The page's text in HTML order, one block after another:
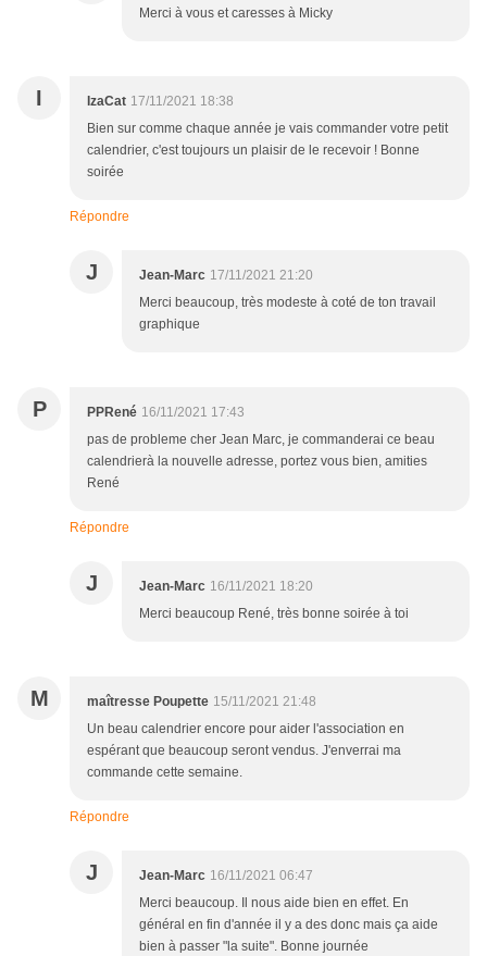
Merci à vous et caresses à Micky
I IzaCat 17/11/2021 18:38
Bien sur comme chaque année je vais commander votre petit
calendrier, c'est toujours un plaisir de le recevoir ! Bonne
soirée
Répondre
J Jean-Marc 17/11/2021 21:20
Merci beaucoup, très modeste à coté de ton travail
graphique
P PPRené 16/11/2021 17:43
pas de probleme cher Jean Marc, je commanderai ce beau
calendrierà la nouvelle adresse, portez vous bien, amities
René
Répondre
J Jean-Marc 16/11/2021 18:20
Merci beaucoup René, très bonne soirée à toi
M maîtresse Poupette 15/11/2021 21:48
Un beau calendrier encore pour aider l'association en
espérant que beaucoup seront vendus. J'enverrai ma
commande cette semaine.
Répondre
J Jean-Marc 16/11/2021 06:47
Merci beaucoup. Il nous aide bien en effet. En
général en fin d'année il y a des donc mais ça aide
bien à passer "la suite". Bonne journée